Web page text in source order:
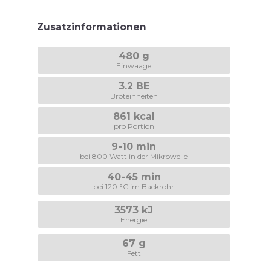
Zusatzinformationen
480 g
Einwaage
3.2 BE
Broteinheiten
861 kcal
pro Portion
9-10 min
bei 800 Watt in der Mikrowelle
40-45 min
bei 120 °C im Backrohr
3573 kJ
Energie
67 g
Fett